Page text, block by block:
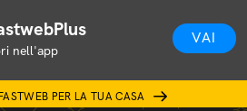
nell'app
VAI
PER LA TUA CASA